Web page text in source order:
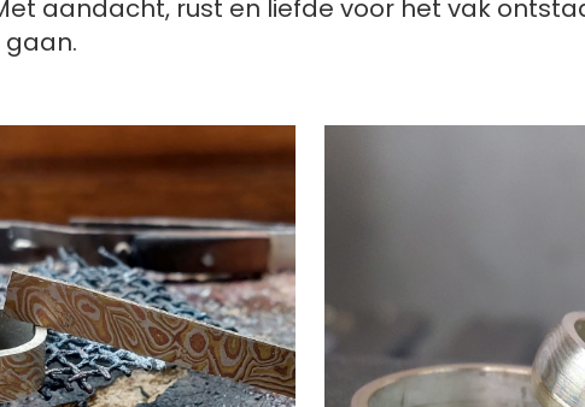
aandacht, rust en liefde voor het vak